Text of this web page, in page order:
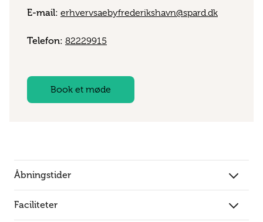
E-mail: erhvervsaebyfrederikshavn@spard.dk
Telefon: 82229915
Book et møde
Åbningstider
Faciliteter